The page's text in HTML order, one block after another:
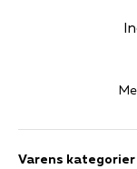
Varens kategorier